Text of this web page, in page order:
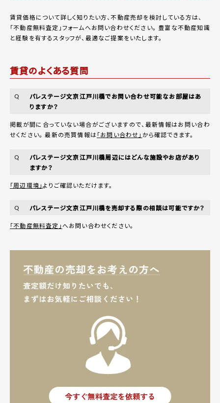
賃貸価格について詳しく知りたい方、不動産売却を検討している方は、
「不動産無料査定 」フォームへお問い合わせください。 豊富な不動産知識
と経験を有するスタッフが、最適なご提案をいたします。
賃貸のよくある質問
Q
パレステージ文京江戸川橋でお問い合わせ可能なお部屋はあ
りますか？
掲載が間に合っていない場合がございますので、最新情報はお問い合わ
せください。 最新の売買情報は「お問い合わせ」 から確認できます。
Q
パレステージ文京江戸川橋周辺にはどんな施設やお店があり
ますか？
「周辺環境」よりご確認いただけます。
Q パレステージ文京江戸川橋を売却する際の相談は可能ですか？
「不動産無料査定」へお問い合わせください。